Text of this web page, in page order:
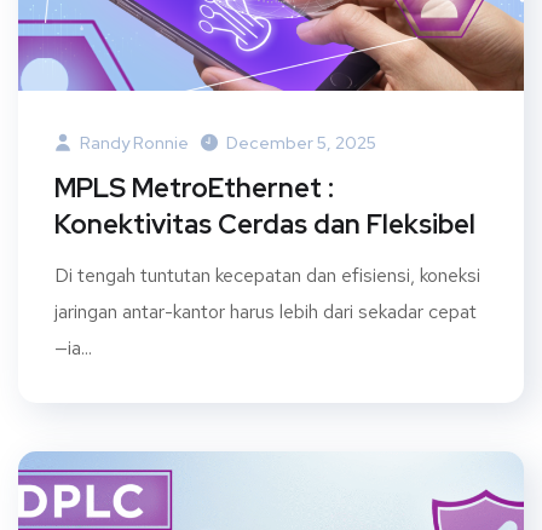
Randy Ronnie December 5, 2025
MPLS MetroEthernet :
Konektivitas Cerdas dan Fleksibel
Di tengah tuntutan kecepatan dan efisiensi, koneksi
jaringan antar-kantor harus lebih dari sekadar cepat
—ia...